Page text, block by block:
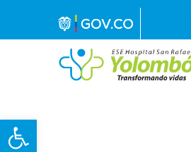
Abrir barra de herramientas